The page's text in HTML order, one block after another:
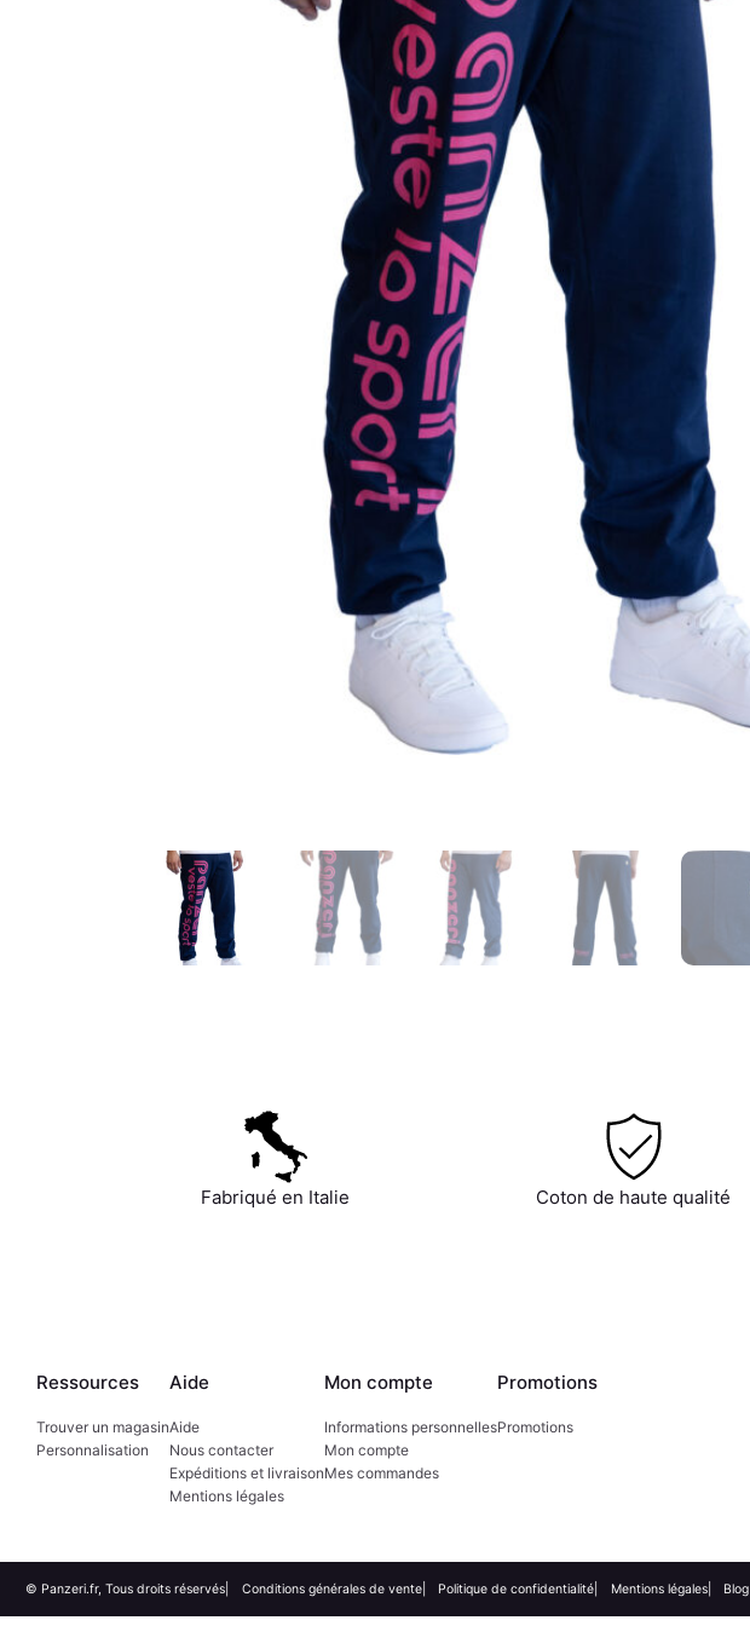
Fabriqué en Italie Coton de haute qualité
Ressources
Trouver un magasin
Personnalisation
Aide
Aide
Nous contacter
Expéditions et livraison
Mentions légales
Mon compte
Informations personnelles
Mon compte
Mes commandes
Promotions
Promotions
© Panzeri.fr, Tous droits réservés Conditions générales de vente Politique de confidentialité Mentions légales Blog